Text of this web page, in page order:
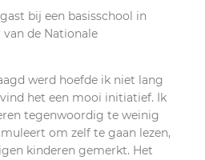
bij een basisschool in
de Nationale
werd hoefde ik niet lang
het een mooi initiatief. Ik
tegenwoordig te weinig
om zelf te gaan lezen,
kinderen gemerkt. Het